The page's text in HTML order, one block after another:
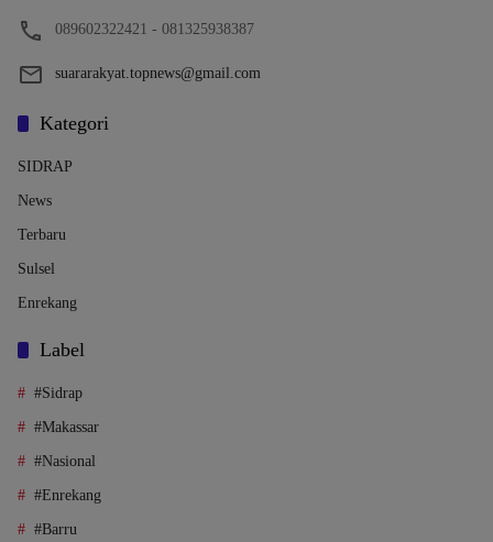
089602322421 - 081325938387
suararakyat.topnews@gmail.com
Kategori
SIDRAP
News
Terbaru
Sulsel
Enrekang
Label
#Sidrap
#Makassar
#Nasional
#Enrekang
#Barru